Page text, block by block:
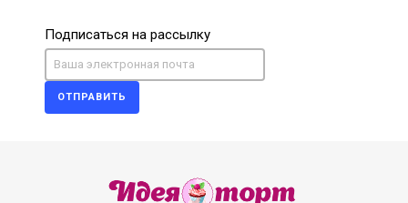
Подписаться на рассылку
ОТПРАВИТЬ